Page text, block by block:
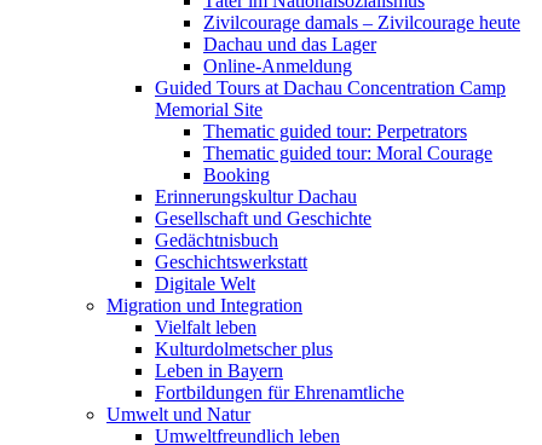
Zivilcourage damals – Zivilcourage heute
Dachau und das Lager
Online-Anmeldung
Guided Tours at Dachau Concentration Camp
Memorial Site
Thematic guided tour: Perpetrators
Thematic guided tour: Moral Courage
Booking
Erinnerungskultur Dachau
Gesellschaft und Geschichte
Gedächtnisbuch
Geschichtswerkstatt
Digitale Welt
Migration und Integration
Vielfalt leben
Kulturdolmetscher plus
Leben in Bayern
Fortbildungen für Ehrenamtliche
Umwelt und Natur
Umweltfreundlich leben